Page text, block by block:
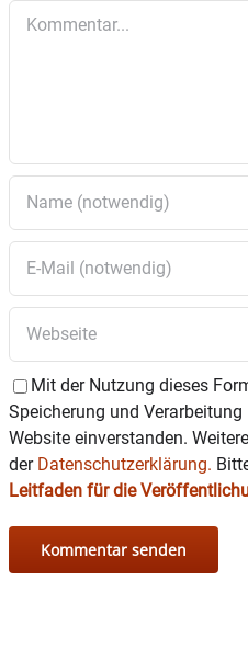
Mit der Nutzung dieses
Speicherung und
Website einverstanden.
der Datenschutzerklärung.
Leitfaden für die